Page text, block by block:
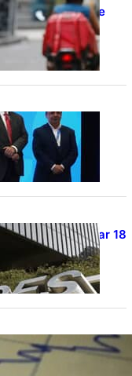
financiamento de
para
para
milhões em
podem beneficiar 18
responsáveis com
e Sudeste